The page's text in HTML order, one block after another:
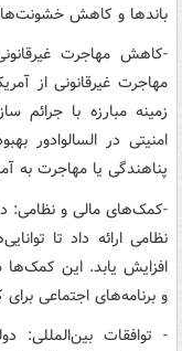
باندها و کاهش خشونت‌های
-کاهش مهاجرت
مهاجرت غیرقانونی از
زمینه مبارزه با جرائم
امنیتی در السالوادور
پناهندگی یا مهاجرت به
-کمک‌های مالی و نظامی:
نظامی ارائه داد تا
افزایش یابد. این
و برنامه‌های اجتماعی
- توافقات بین‌المللی: